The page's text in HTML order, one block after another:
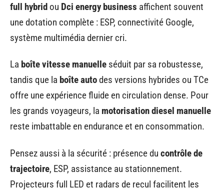
full hybrid ou Dci energy business affichent souvent
une dotation complète : ESP, connectivité Google,
système multimédia dernier cri.
La boîte vitesse manuelle séduit par sa robustesse,
tandis que la boîte autodes versions hybrides ou TCe
offre une expérience fluide en circulation dense. Pour
les grands voyageurs, la motorisation diesel manuelle
reste imbattable en endurance et en consommation.
Pensez aussi à la sécurité : présence du contrôle de
trajectoire, ESP, assistance au stationnement.
Projecteurs full LED et radars de recul facilitent les